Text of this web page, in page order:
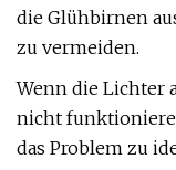
die Glühbirnen
zu vermeiden.
Wenn die Lichter
nicht
das Problem zu